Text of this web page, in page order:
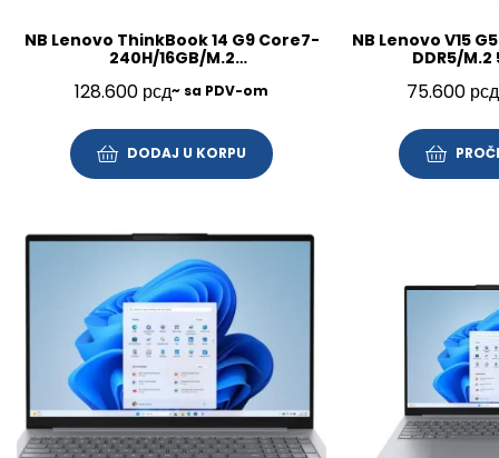
NB Lenovo ThinkBook 14 G9 Core7-
240H/16GB/M.2
128.600 рсд~ sa PDV-om
DODAJ U KORPU
NB Lenovo V15
DDR5/M.2
75.600 рсд